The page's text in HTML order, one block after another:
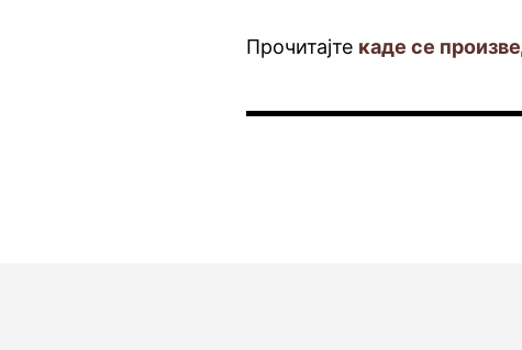
Прочитајте каде се